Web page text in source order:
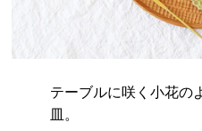
テーブルに咲く小花の
皿。